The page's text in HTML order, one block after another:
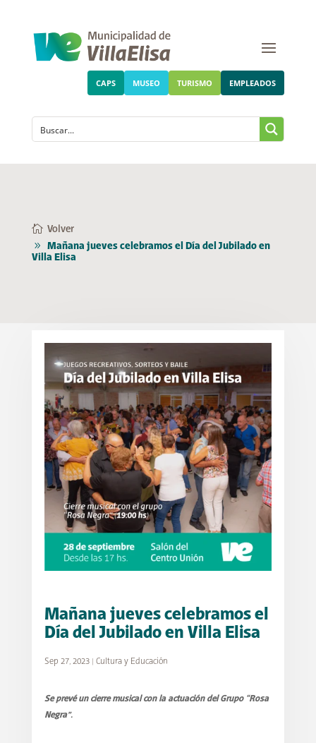
CAPS MUSEO TURISMO EMPLEADOS
Volver
Mañana jueves celebramos el Día del Jubilado en
Villa Elisa
Mañana jueves celebramos el
Día del Jubilado en Villa Elisa
Sep 27, 2023| Cultura y Educación
Se prevé un cierre musical con la actuación del Grupo “Rosa
Negra”.